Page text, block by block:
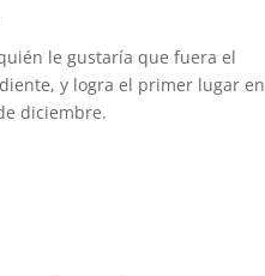
le gustaría que fuera el
y logra el primer lugar en
diciembre.